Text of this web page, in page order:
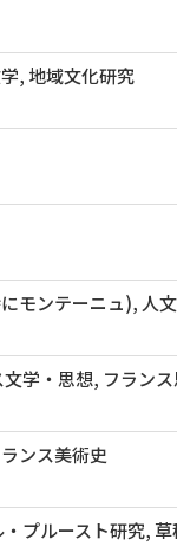
, 地域文化研究
モンテーニュ), 人
学・思想, フラン
ンス美術史
プルースト研究,